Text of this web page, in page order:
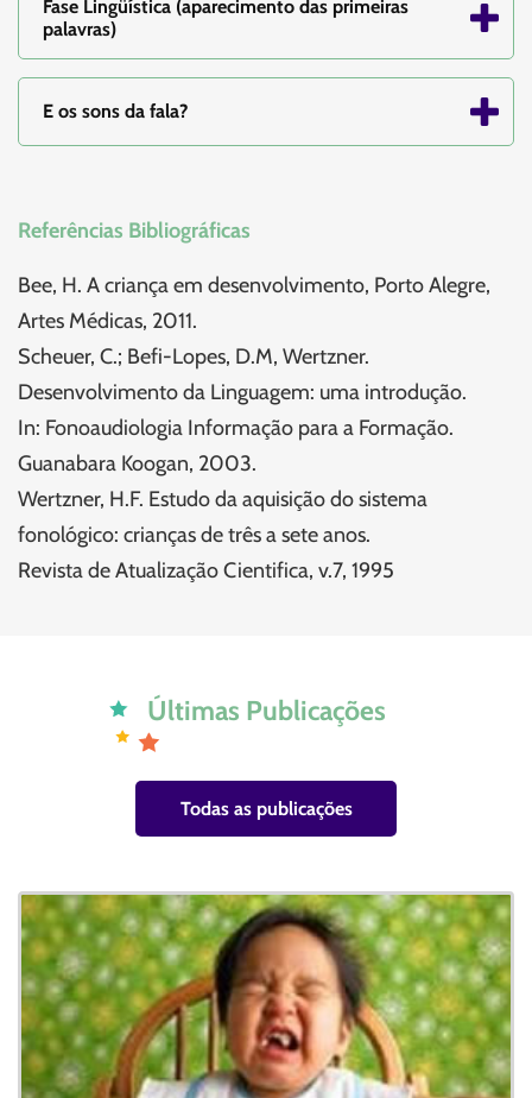
Fase Lingüística (aparecimento das primeiras
palavras)
E os sons da fala?
Referências Bibliográficas
Bee, H. A criança em desenvolvimento, Porto Alegre,
Artes Médicas, 2011.
Scheuer, C.; Befi-Lopes, D.M, Wertzner.
Desenvolvimento da Linguagem: uma introdução.
In: Fonoaudiologia Informação para a Formação.
Guanabara Koogan, 2003.
Wertzner, H.F. Estudo da aquisição do sistema
fonológico: crianças de três a sete anos.
Revista de Atualização Cientifica, v.7, 1995
Últimas Publicações
Todas as publicações